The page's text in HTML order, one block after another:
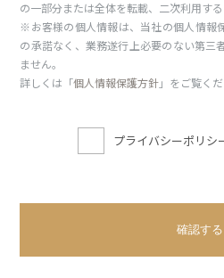
の一部分または全体を転載、二次利用する
※お客様の個人情報は、当社の個人情報
の承諾なく、業務遂行上必要のない第三
ません。
詳しくは「個人情報保護方針」をご覧くだ
プライバシーポリシ